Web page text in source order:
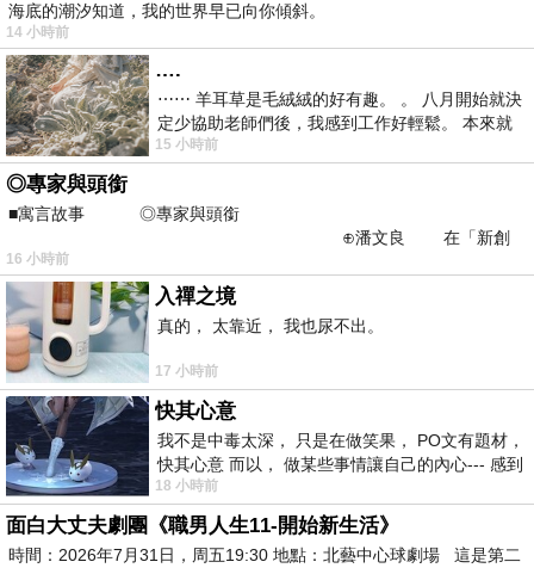
海底的潮汐知道，我的世界早已向你傾斜。
14 小時前
….
⋯⋯ 羊耳草是毛絨絨的好有趣。 。 八月開始就決
定少協助老師們後，我感到工作好輕鬆。 本來就
不是我的工作啊。 真
15 小時前
◎專家與頭銜
■寓言故事 ◎專家與頭銜
⊕潘文良 在「新創
之谷」裡——
16 小時前
入禪之境
真的， 太靠近， 我也尿不出。
17 小時前
快其心意
我不是中毒太深， 只是在做笑果， PO文有題材，
快其心意 而以， 做某些事情讓自己的內心--- 感到
愉快。
18 小時前
面白大丈夫劇團《職男人生11-開始新生活》
時間：2026年7月31日，周五19:30 地點：北藝中心球劇場 這是第二